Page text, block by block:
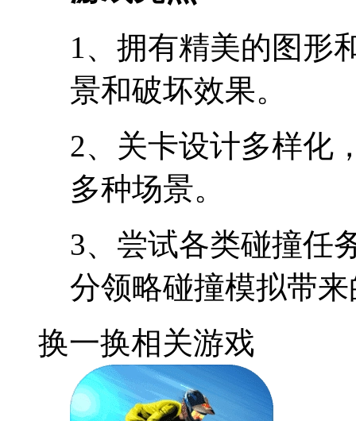
1、拥有精美的图形
景和破坏效果。
2、关卡设计多样化
多种场景。
3、尝试各类碰撞任
分领略碰撞模拟带
换一换相关游戏